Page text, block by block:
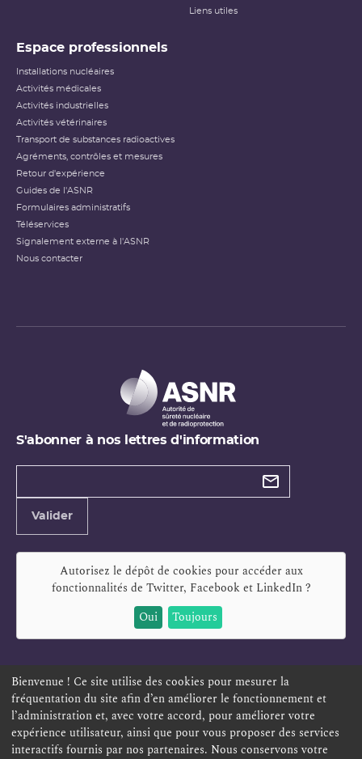
Liens utiles
Espace professionnels
Installations nucléaires
Activités médicales
Activités industrielles
Activités vétérinaires
Transport de substances radioactives
Agréments, contrôles et mesures
Retour d'expérience
Guides de l'ASNR
Formulaires administratifs
Téléservices
Signalement externe à l'ASNR
Nous contacter
S'abonner à nos lettres d'information
Types de
Valider
Autorisez le dépôt de cookies pour accéder aux
fonctionnalités de Twitter, Facebook et LinkedIn?
Oui
Toujours
ESPACE PERSONNEL OFFRES D'EMPLOI SIGNALEMENT
TÉLÉSERVICES PLAN DU SITE
ACCESSIBILITÉ POLITIQUE DE CONFIDENTIALITÉ
Bienvenue ! Ce site utilise des cookies pour mesurer la
fréquentation du site afin d’en améliorer le fonctionnement et
l’administration et, avec votre accord, pour améliorer votre
expérience utilisateur, ainsi que pour vous proposer des services
interactifs fournis par nos partenaires. Nous conservons votre